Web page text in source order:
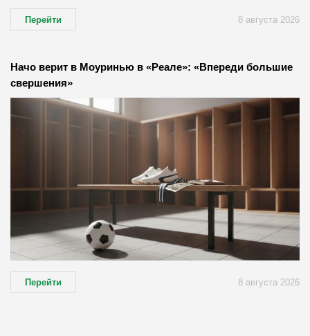
Перейти 8 августа 2026
Начо верит в Моуринью в «Реале»: «Впереди большие
свершения»
Перейти 8 августа 2026